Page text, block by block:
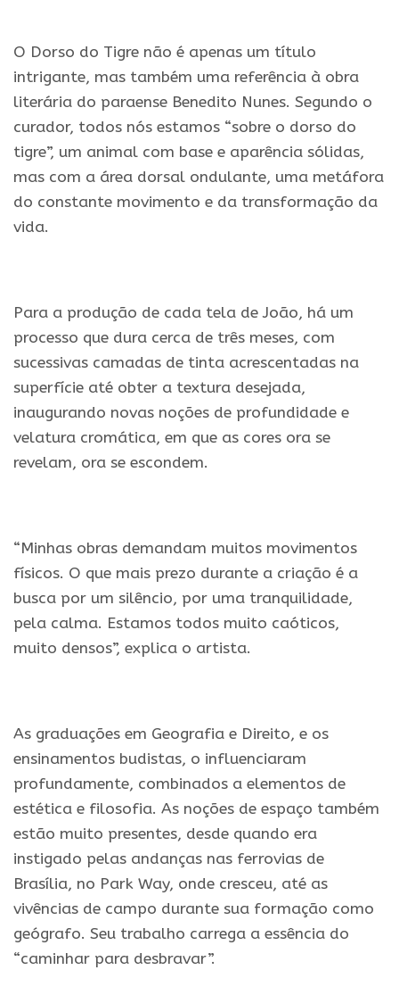
O Dorso do Tigre não é apenas um título
intrigante, mas também uma referência à obra
literária do paraense Benedito Nunes. Segundo o
curador, todos nós estamos “sobre o dorso do
tigre”, um animal com base e aparência sólidas,
mas com a área dorsal ondulante, uma metáfora
do constante movimento e da transformação da
vida.
Para a produção de cada tela de João, há um
processo que dura cerca de três meses, com
sucessivas camadas de tinta acrescentadas na
superfície até obter a textura desejada,
inaugurando novas noções de profundidade e
velatura cromática, em que as cores ora se
revelam, ora se escondem.
“Minhas obras demandam muitos movimentos
físicos. O que mais prezo durante a criação é a
busca por um silêncio, por uma tranquilidade,
pela calma. Estamos todos muito caóticos,
muito densos”, explica o artista.
As graduações em Geografia e Direito, e os
ensinamentos budistas, o influenciaram
profundamente, combinados a elementos de
estética e filosofia. As noções de espaço também
estão muito presentes, desde quando era
instigado pelas andanças nas ferrovias de
Brasília, no Park Way, onde cresceu, até as
vivências de campo durante sua formação como
geógrafo. Seu trabalho carrega a essência do
“caminhar para desbravar”.